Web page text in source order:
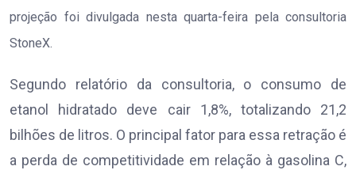
projeção foi divulgada nesta quarta-feira pela consultoria
StoneX.
Segundo relatório da consultoria, o consumo de
etanol hidratado deve cair 1,8%, totalizando 21,2
bilhões de litros. O principal fator para essa retração é
a perda de competitividade em relação à gasolina C,